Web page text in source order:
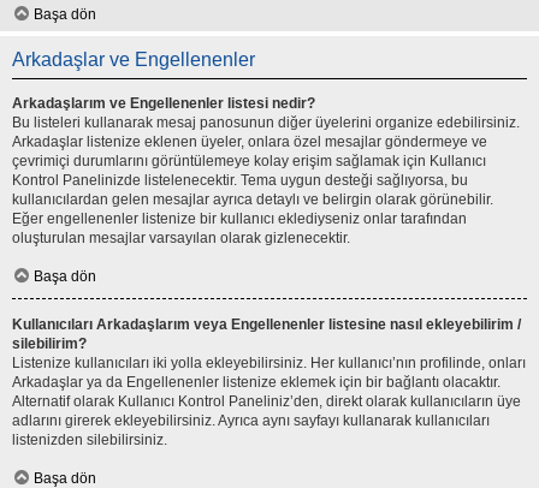
Başa dön
Arkadaşlar ve Engellenenler
Arkadaşlarım ve Engellenenler listesi nedir?
Bu listeleri kullanarak mesaj panosunun diğer üyelerini organize edebilirsiniz.
Arkadaşlar listenize eklenen üyeler, onlara özel mesajlar göndermeye ve
çevrimiçi durumlarını görüntülemeye kolay erişim sağlamak için Kullanıcı
Kontrol Panelinizde listelenecektir. Tema uygun desteği sağlıyorsa, bu
kullanıcılardan gelen mesajlar ayrıca detaylı ve belirgin olarak görünebilir.
Eğer engellenenler listenize bir kullanıcı eklediyseniz onlar tarafından
oluşturulan mesajlar varsayılan olarak gizlenecektir.
Başa dön
Kullanıcıları Arkadaşlarım veya Engellenenler listesine nasıl ekleyebilirim /
silebilirim?
Listenize kullanıcıları iki yolla ekleyebilirsiniz. Her kullanıcı’nın profilinde, onları
Arkadaşlar ya da Engellenenler listenize eklemek için bir bağlantı olacaktır.
Alternatif olarak Kullanıcı Kontrol Paneliniz’den, direkt olarak kullanıcıların üye
adlarını girerek ekleyebilirsiniz. Ayrıca aynı sayfayı kullanarak kullanıcıları
listenizden silebilirsiniz.
Başa dön